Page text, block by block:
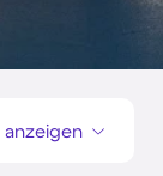
anzeigen